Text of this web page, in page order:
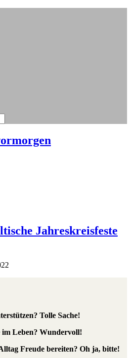
Jahreskreisfeste
Tolle Sache!
Leben? Wundervoll!
Freude bereiten? Oh ja, bitte!